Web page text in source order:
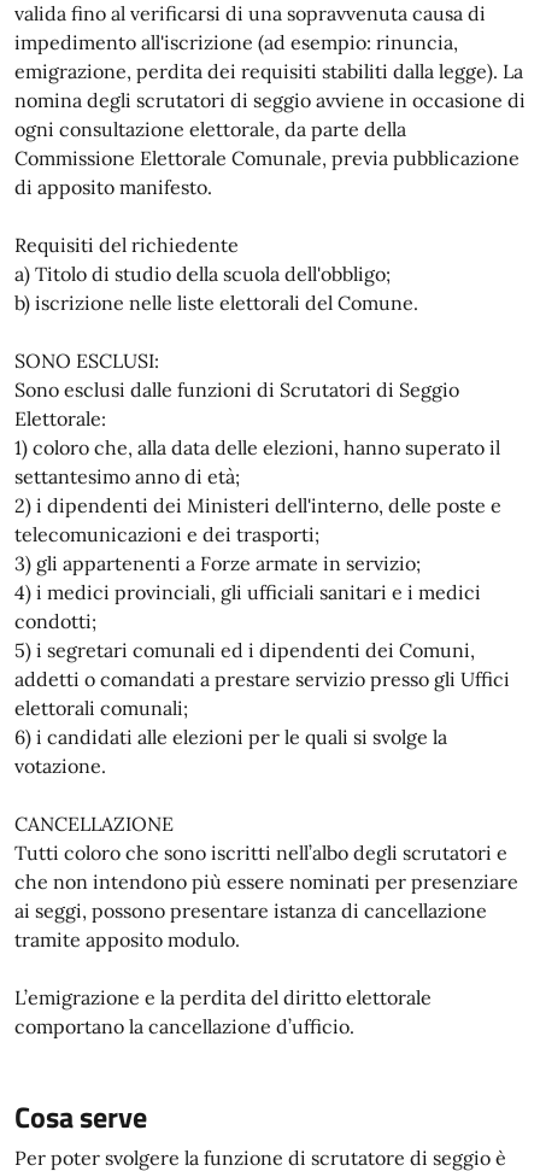
valida fino al verificarsi di una sopravvenuta causa di
impedimento all'iscrizione (ad esempio: rinuncia,
emigrazione, perdita dei requisiti stabiliti dalla legge). La
nomina degli scrutatori di seggio avviene in occasione di
ogni consultazione elettorale, da parte della
Commissione Elettorale Comunale, previa pubblicazione
di apposito manifesto.
Requisiti del richiedente
a) Titolo di studio della scuola dell'obbligo;
b) iscrizione nelle liste elettorali del Comune.
SONO ESCLUSI:
Sono esclusi dalle funzioni di Scrutatori di Seggio
Elettorale:
1) coloro che, alla data delle elezioni, hanno superato il
settantesimo anno di età;
2) i dipendenti dei Ministeri dell'interno, delle poste e
telecomunicazioni e dei trasporti;
3) gli appartenenti a Forze armate in servizio;
4) i medici provinciali, gli ufficiali sanitari e i medici
condotti;
5) i segretari comunali ed i dipendenti dei Comuni,
addetti o comandati a prestare servizio presso gli Uffici
elettorali comunali;
6) i candidati alle elezioni per le quali si svolge la
votazione.
CANCELLAZIONE
Tutti coloro che sono iscritti nell’albo degli scrutatori e
che non intendono più essere nominati per presenziare
ai seggi, possono presentare istanza di cancellazione
tramite apposito modulo.
L’emigrazione e la perdita del diritto elettorale
comportano la cancellazione d’ufficio.
Cosa serve
Per poter svolgere la funzione di scrutatore di seggio è